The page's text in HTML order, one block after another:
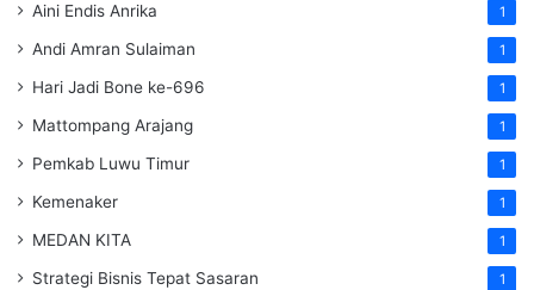
Aini Endis Anrika 1
Andi Amran Sulaiman 1
Hari Jadi Bone ke-696 1
Mattompang Arajang 1
Pemkab Luwu Timur 1
Kemenaker 1
MEDAN KITA 1
Strategi Bisnis Tepat Sasaran 1